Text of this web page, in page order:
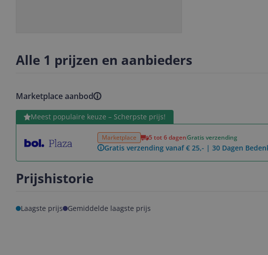
Alle 1 prijzen en aanbieders
Marketplace aanbod
Meest populaire keuze – Scherpste prijs!
Marketplace 5 tot 6 dagenGratis verzending
Gratis verzending vanaf € 25,- | 30 Dagen
Bekijk product
Prijshistorie
Laagste prijs Gemiddelde laagste prijs